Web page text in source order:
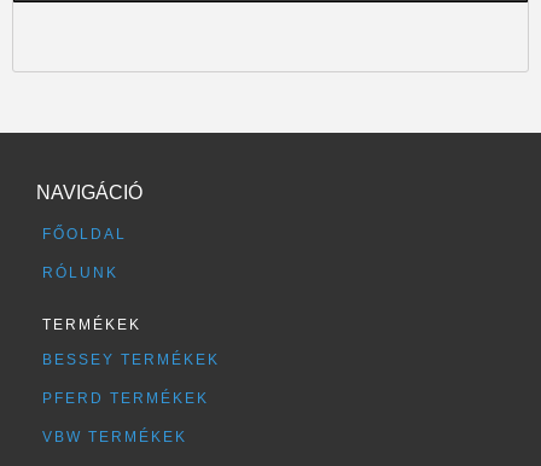
NAVIGÁCIÓ
FŐOLDAL
RÓLUNK
TERMÉKEK
BESSEY TERMÉKEK
PFERD TERMÉKEK
VBW TERMÉKEK